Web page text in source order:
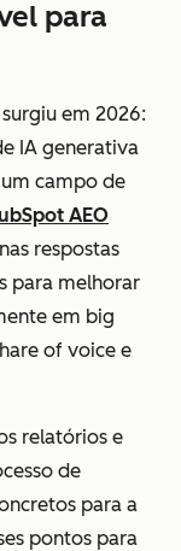
para
em 2026:
IA generativa
um campo de
AEO
respostas
para melhorar
em big
of voice e
relatórios e
de
para a
pontos para